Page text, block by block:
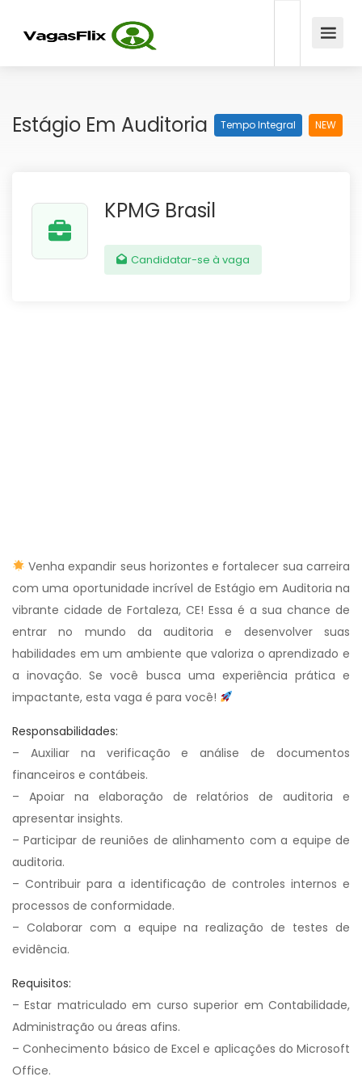
Estágio Em Auditoria Tempo Integral NEW
KPMG Brasil
Candidatar-se à vaga
Venha expandir seus horizontes e fortalecer sua carreira
com uma oportunidade incrível de Estágio em Auditoria na
vibrante cidade de Fortaleza, CE! Essa é a sua chance de
entrar no mundo da auditoria e desenvolver suas
habilidades em um ambiente que valoriza o aprendizado e
a inovação. Se você busca uma experiência prática e
impactante, esta vaga é para você!
Responsabilidades:
– Auxiliar na verificação e análise de documentos
financeiros e contábeis.
– Apoiar na elaboração de relatórios de auditoria e
apresentar insights.
– Participar de reuniões de alinhamento com a equipe de
auditoria.
– Contribuir para a identificação de controles internos e
processos de conformidade.
– Colaborar com a equipe na realização de testes de
evidência.
Requisitos:
– Estar matriculado em curso superior em Contabilidade,
Administração ou áreas afins.
– Conhecimento básico de Excel e aplicações do Microsoft
Office.